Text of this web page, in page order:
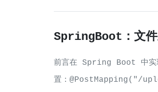
SpringBoot：文件
前言在 Spring Boot 中实现
置：@PostMapping("/